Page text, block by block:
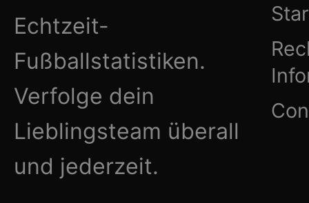
Echtzeit-
Fußballstatistiken.
Verfolge dein
Lieblingsteam überall
und jederzeit.